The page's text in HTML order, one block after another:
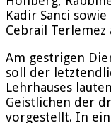
Kadir Sanci
Cebrail Terlemez
Am gestrigen
soll der
Lehrhauses
Geistlichen der
vorgestellt. In